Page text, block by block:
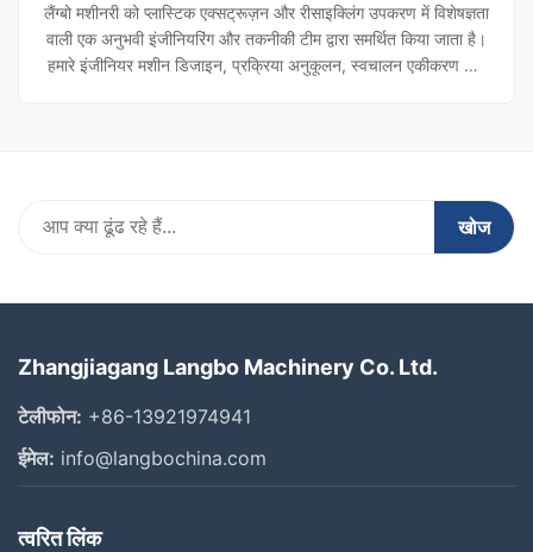
लैंग्बो मशीनरी को प्लास्टिक एक्सट्रूज़न और रीसाइक्लिंग उपकरण में विशेषज्ञता
वाली एक अनुभवी इंजीनियरिंग और तकनीकी टीम द्वारा समर्थित किया जाता है।
हमारे इंजीनियर मशीन डिजाइन, प्रक्रिया अनुकूलन, स्वचालन एकीकरण और
खोज
Zhangjiagang Langbo Machinery Co. Ltd.
टेलीफोन: +86-13921974941
ईमेल: info@langbochina.com
त्वरित लिंक